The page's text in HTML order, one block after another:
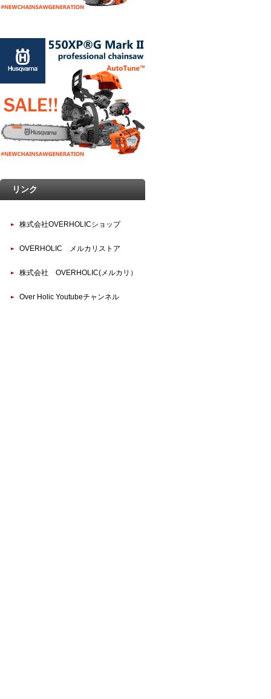
リンク
株式会社OVERHOLICショップ
OVERHOLIC メルカリストア
株式会社 OVERHOLIC(メルカリ）
Over Holic Youtubeチャンネル